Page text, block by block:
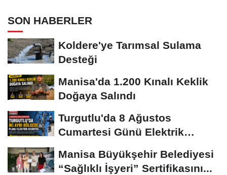
SON HABERLER
Koldere'ye Tarımsal Sulama
Desteği
Manisa'da 1.200 Kınalı Keklik
Doğaya Salındı
Turgutlu'da 8 Ağustos
Cumartesi Günü Elektrik
Manisa Büyükşehir Belediyesi
“Sağlıklı İşyeri” Sertifikasını...